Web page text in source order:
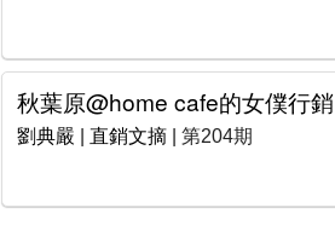
秋葉原@home cafe的女僕行銷
劉典嚴 直銷文摘 | 第204期